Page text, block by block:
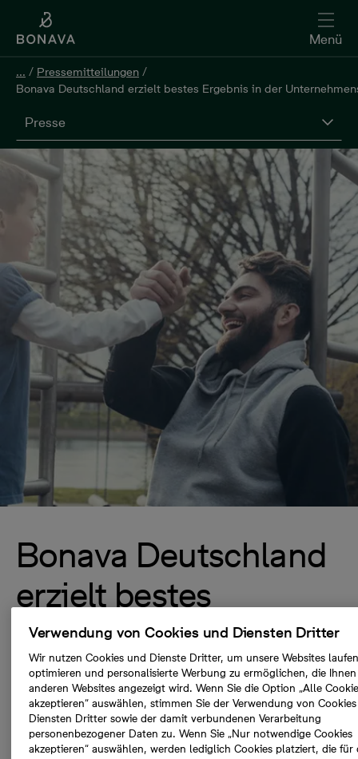
Menü
... / Pressemitteilungen /
Bonava Deutschland erzielt bestes Ergebnis in der
Presse
Bonava Deutschland
erzielt bestes
Ergebnis in der
Unternehmensgeschi
chte
Verwendung von Cookies und Diensten Dritter
Wir nutzen Cookies und Dienste Dritter, um unsere Websites
optimieren und personalisierte Werbung zu ermöglichen, die
anderen Websites angezeigt wird. Wenn Sie die Option „Alle
akzeptieren“ auswählen, stimmen Sie der Verwendung von
Diensten Dritter sowie der damit verbundenen Verarbeitung
personenbezogener Daten zu. Wenn Sie „Nur notwendige Cookies
akzeptieren“ auswählen, werden lediglich Cookies platziert, die für